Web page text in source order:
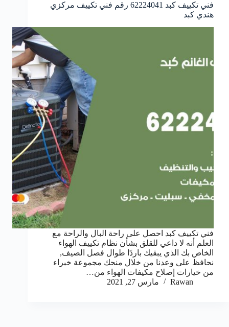
فني تكييف كبد 62224041 رقم فني تكييف مركزي
هندي كبد
فني تكييف كبد احصل على راحة البال والراحة مع
العلم أنه لا داعي للقلق بشأن نظام تكييف الهواء
الخاص بك الذي يبقيك باردًا طوال فصل الصيف,
نحافظ على وعدنا من خلال منحك مجموعة خبراء
من خيارات إصلاح مكيفات الهواء من…
Rawan
مارس 27, 2021